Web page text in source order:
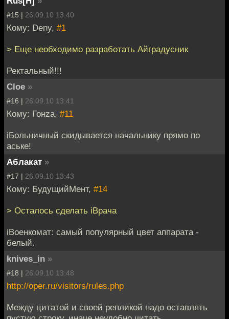
#15 | 26.09.10 13:40
Кому: Deny, #1
> Еще необходимо разработать Айградусник
Ректальный!!!
Cloe »
#16 | 26.09.10 13:41
Кому: Гонzа, #11
iБольничный скидывается начальнику прямо по
аське!
Аблакат »
#17 | 26.09.10 13:43
Кому: БудущийМент, #14
> Осталось сделать iВрача
iВоенкомат: самый популярный цвет аппарата -
белый.
knives_in »
#18 | 26.09.10 13:48
http://oper.ru/visitors/rules.php
Между цитатой и своей репликой надо оставлять